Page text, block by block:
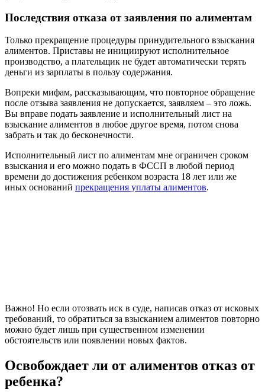
Последствия отказа от заявления по алиментам
Только прекращение процедуры принудительного взыскания
алиментов. Приставы не инициируют исполнительное
производство, а плательщик не будет автоматически терять
деньги из зарплаты в пользу содержания.
Вопреки мифам, рассказывающим, что повторное обращение
после отзыва заявления не допускается, заявляем – это ложь.
Вы вправе подать заявление и исполнительный лист на
взыскание алиментов в любое другое время, потом снова
забрать и так до бесконечности.
Исполнительный лист по алиментам мне ограничен сроком
взыскания и его можно подать в ФССП в любой период
времени до достижения ребенком возраста 18 лет или же
иных оснований прекращения уплаты алиментов.
Важно! Но если отозвать иск в суде, написав отказ от исковых
требований, то обратиться за взысканием алиментов повторно
можно будет лишь при существенном изменении
обстоятельств или появлении новых фактов.
Освобождает ли от алиментов отказ от
ребенка?